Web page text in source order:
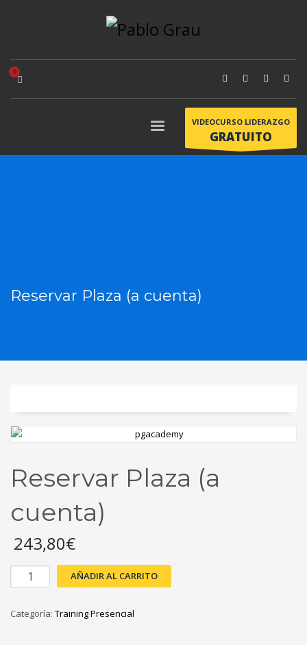
VIDEOCURSO LIDERAZGO
GRATUITO
Reservar Plaza (a cuenta)
Reservar Plaza (a
cuenta)
243,80€
AÑADIR AL CARRITO
Categoría: Training Presencial